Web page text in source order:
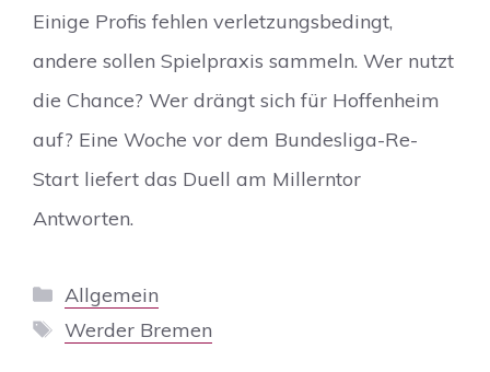
Einige Profis fehlen verletzungsbedingt,
andere sollen Spielpraxis sammeln. Wer nutzt
die Chance? Wer drängt sich für Hoffenheim
auf? Eine Woche vor dem Bundesliga-Re-
Start liefert das Duell am Millerntor
Antworten.
Kategorien
Allgemein
Schlagwörter
Werder Bremen